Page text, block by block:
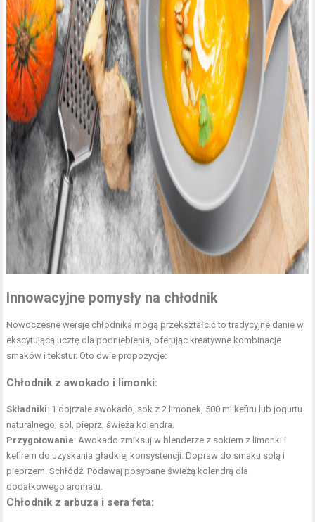
Innowacyjne pomysły na chłodnik
Nowoczesne wersje chłodnika mogą przekształcić to tradycyjne danie w
ekscytującą ucztę dla podniebienia, oferując kreatywne kombinacje
smaków i tekstur. Oto dwie propozycje:
Chłodnik z awokado i limonki:
Składniki: 1 dojrzałe awokado, sok z 2 limonek, 500 ml kefiru lub jogurtu
naturalnego, sól, pieprz, świeża kolendra.
Przygotowanie: Awokado zmiksuj w blenderze z sokiem z limonki i
kefirem do uzyskania gładkiej konsystencji. Dopraw do smaku solą i
pieprzem. Schłódź. Podawaj posypane świeżą kolendrą dla
dodatkowego aromatu.
Chłodnik z arbuza i sera feta: